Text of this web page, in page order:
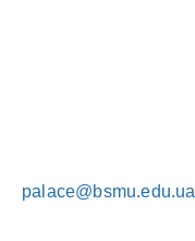
palace@bsmu.edu.ua